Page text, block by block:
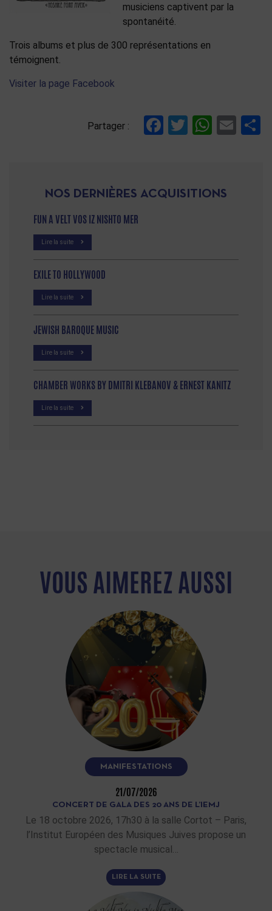
musiciens captivent par la
spontanéité.
Trois albums et plus de 300 représentations en
témoignent.
Visiter la page Facebook
Partager : Facebook
Twitter
NOS DERNIÈRES ACQUISITIONS
FUN A VELT VOS IZ NISHTO MER
Lire la suite
EXILE TO HOLLYWOOD
Lire la suite
JEWISH BAROQUE MUSIC
Lire la suite
CHAMBER WORKS BY DMITRI KLEBANOV & ERNEST KANITZ
Lire la suite
VOUS AIMEREZ AUSSI
MANIFESTATIONS
21/07/2026
CONCERT DE GALA DES 20 ANS DE L’IEMJ
Le 18 octobre 2026, 17h30 à la salle Cortot – Paris,
l’Institut Européen des Musiques Juives propose un
spectacle musical…
LIRE LA SUITE